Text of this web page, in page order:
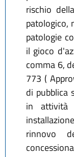
rischio
patologico,
patologie
il gioco
comma 6,
773 (
di pubblica
in
rinnovo